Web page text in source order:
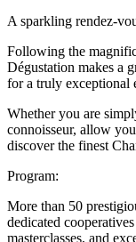
A sparkling rendez-
Following the
Dégustation makes a
for a truly exceptional
Whether you are
connoisseur, allow
discover the finest
Program:
More than 50
dedicated
masterclasses, and